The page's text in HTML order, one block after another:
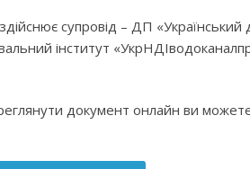
супровід – ДП
інститут
документ онлайн ви